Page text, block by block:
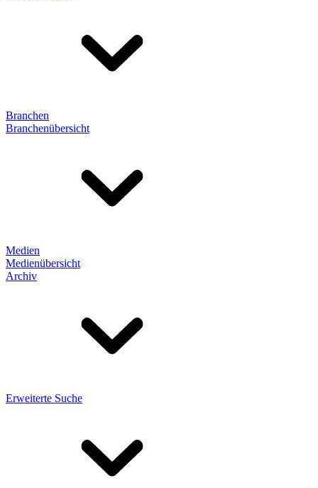
Branchen
Branchenübersicht
Medien
Medienübersicht
Archiv
Erweiterte Suche